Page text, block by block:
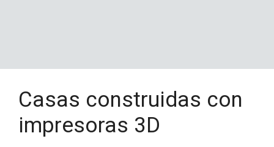
Casas construidas con
impresoras 3D